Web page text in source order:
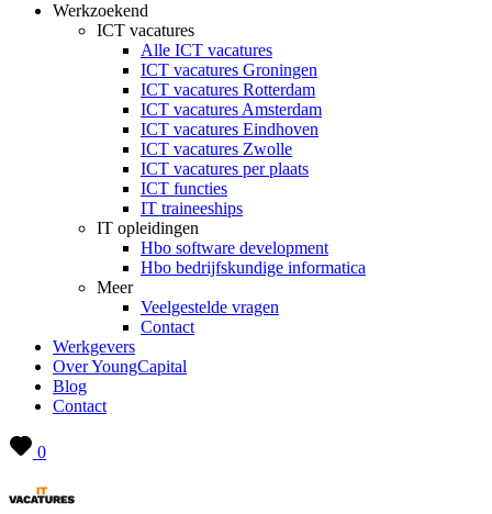
Werkzoekend
ICT vacatures
Alle ICT vacatures
ICT vacatures Groningen
ICT vacatures Rotterdam
ICT vacatures Amsterdam
ICT vacatures Eindhoven
ICT vacatures Zwolle
ICT vacatures per plaats
ICT functies
IT traineeships
IT opleidingen
Hbo software development
Hbo bedrijfskundige informatica
Meer
Veelgestelde vragen
Contact
Werkgevers
Over YoungCapital
Blog
Contact
0